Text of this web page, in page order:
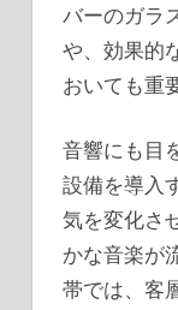
バーのガラ
や、効果的
おいても重
音響にも目
設備を導入
気を変化さ
かな音楽が
帯では、客